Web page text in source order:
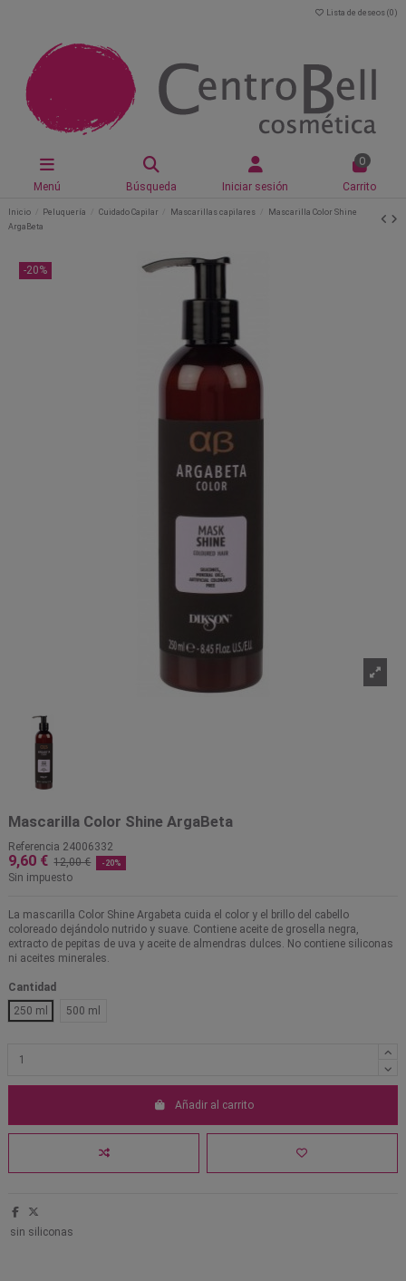
Lista de deseos (0 )
Menú Búsqueda Iniciar sesión
0
Carrito
Inicio Peluquería Cuidado Capilar Mascarillas capilares
Mascarilla Color Shine
ArgaBeta
-20%
Mascarilla Color Shine ArgaBeta
Referencia 24006332
9,60 € 12,00 € -20%
Sin impuesto
La mascarilla Color Shine Argabeta cuida el color y el brillo del cabello
coloreado dejándolo nutrido y suave. Contiene aceite de grosella negra,
extracto de pepitas de uva y aceite de almendras dulces. No contiene siliconas
ni aceites minerales.
Cantidad
250 ml
500 ml
Añadir al carrito
sin siliconas